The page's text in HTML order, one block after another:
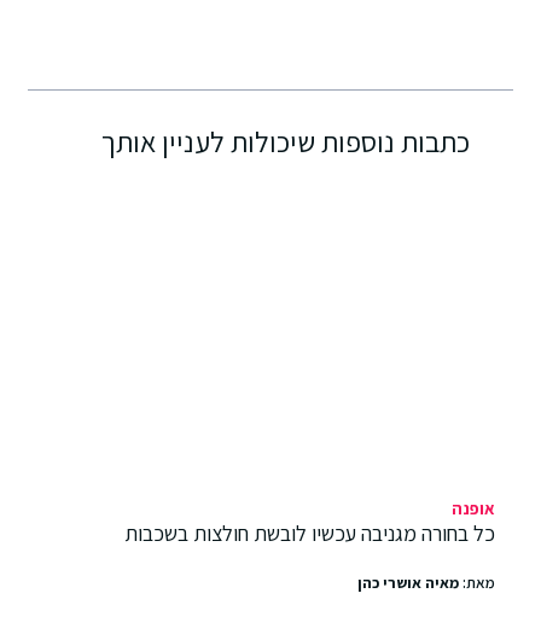
כתבות נוספות שיכולות לעניין אותך
אופנה
כל בחורה מגניבה עכשיו לובשת חולצות בשכבות
מאת:מאיה אושרי כהן